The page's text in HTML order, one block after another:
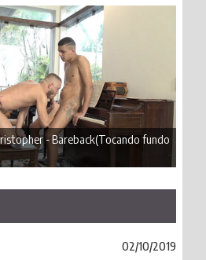
- Bareback(Tocando fundo
02/10/2019